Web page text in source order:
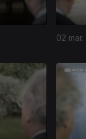
02 mar.